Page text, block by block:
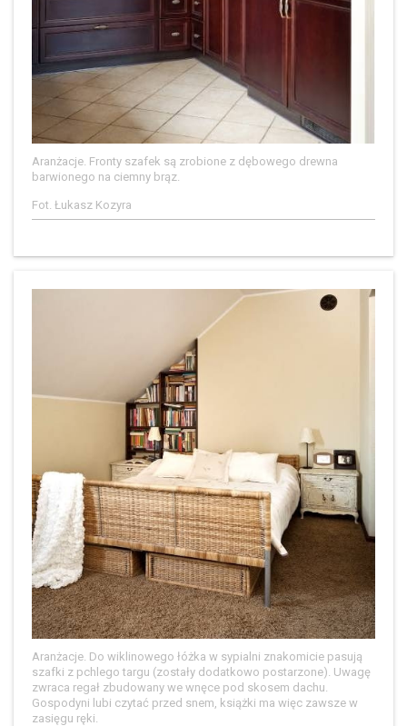
Aranżacje. Fronty szafek są zrobione z dębowego drewna
barwionego na ciemny brąz.
Fot. Łukasz Kozyra
Aranżacje. Do wiklinowego łóżka w sypialni znakomicie pasują
szafki z pchlego targu (zostały dodatkowo postarzone). Uwagę
zwraca regał zbudowany we wnęce pod skosem dachu.
Gospodyni lubi czytać przed snem, książki ma więc zawsze w
zasięgu ręki.